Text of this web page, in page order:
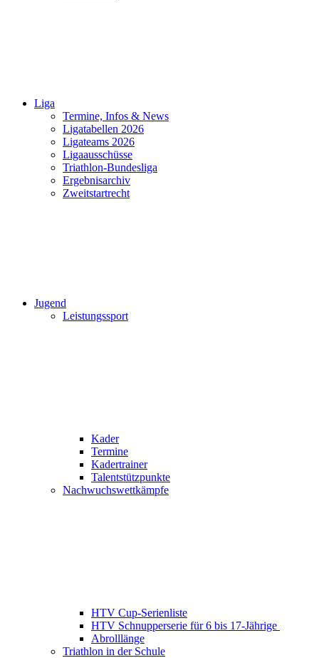
Liga
Termine, Infos & News
Ligatabellen 2026
Ligateams 2026
Ligaausschüsse
Triathlon-Bundesliga
Ergebnisarchiv
Zweitstartrecht
Jugend
Leistungssport
Kader
Termine
Kadertrainer
Talentstützpunkte
Nachwuchswettkämpfe
HTV Cup-Serienliste
HTV Schnupperserie für 6 bis 17-Jährige
Abrolllänge
Triathlon in der Schule